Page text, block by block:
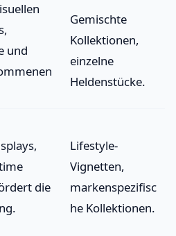
und
Gemischte
Kollektionen,
einzelne
Heldenstücke.
die
Lifestyle-
Vignetten,
markenspezifisc
he Kollektionen.